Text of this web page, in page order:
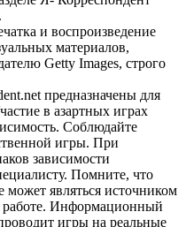
и воспроизведение
материалов,
Getty Images, строго
предназначены для
в азартных играх
Соблюдайте
игры. При
зависимости
Помните, что
может являться источником
работе. Информационный
игры на реальные